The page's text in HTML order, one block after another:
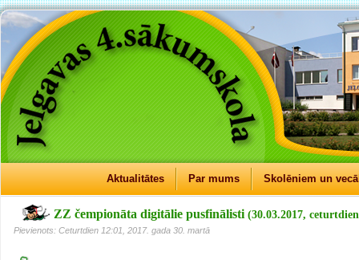
Aktualitātes Par mums Skolēniem un
ZZ čempionāta digitālie pusfinālisti(30.03.2017,
Pievienots: Ceturtdien 12:01, 2017. gada 30. martā